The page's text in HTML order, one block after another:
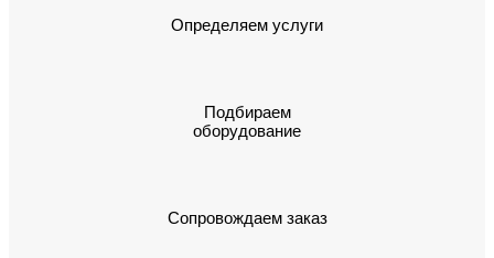
Определяем услуги
Подбираем
оборудование
Сопровождаем заказ